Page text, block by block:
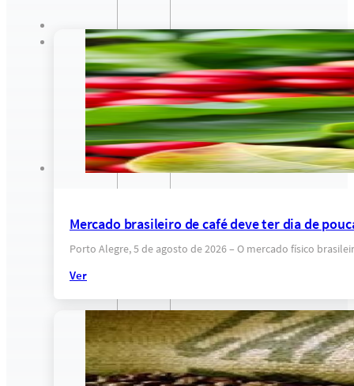
Mercado brasileiro de café deve ter dia de
Porto Alegre, 5 de agosto de 2026 – O mercado físico
Ver